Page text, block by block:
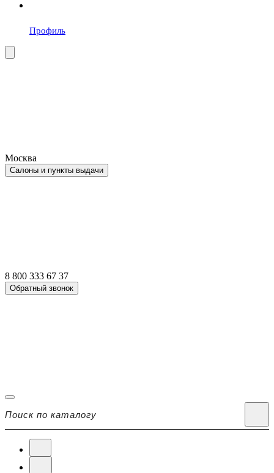
Профиль
Москва
Салоны и пункты выдачи
8 800 333 67 37
Обратный звонок